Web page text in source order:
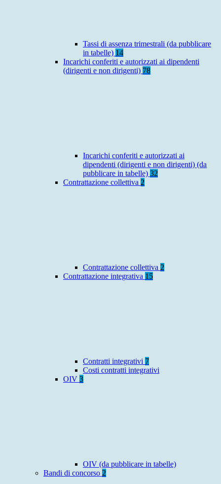
Tassi di assenza trimestrali (da pubblicare
in tabelle) 14
Incarichi conferiti e autorizzati ai dipendenti
(dirigenti e non dirigenti) 78
Incarichi conferiti e autorizzati ai
dipendenti (dirigenti e non dirigenti) (da
pubblicare in tabelle) 32
Contrattazione collettiva 2
Contrattazione collettiva 2
Contrattazione integrativa 15
Contratti integrativi 7
Costi contratti integrativi
OIV 3
OIV (da pubblicare in tabelle)
Bandi di concorso 2